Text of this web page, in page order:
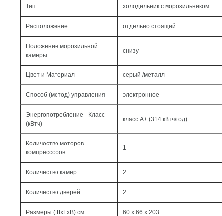
Тип холодильник с морозильником
Расположение отдельно стоящий
Положение морозильной
камеры
снизу
Цвет и Материал серый /металл
Способ (метод) управления электронное
Энергопотребление - Класс
(кВтч)
класс A+ (314 кВтч/год)
Количество моторов-
компрессоров
1
Количество камер 2
Количество дверей 2
Размеры (ШxГxВ) см. 60 x 66 x 203